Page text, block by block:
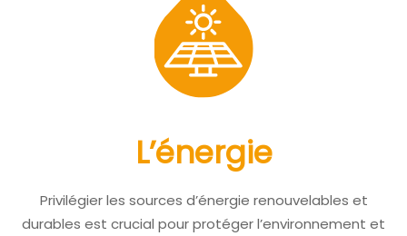
L’énergie
Privilégier les sources d’énergie renouvelables et
durables est crucial pour protéger l’environnement et